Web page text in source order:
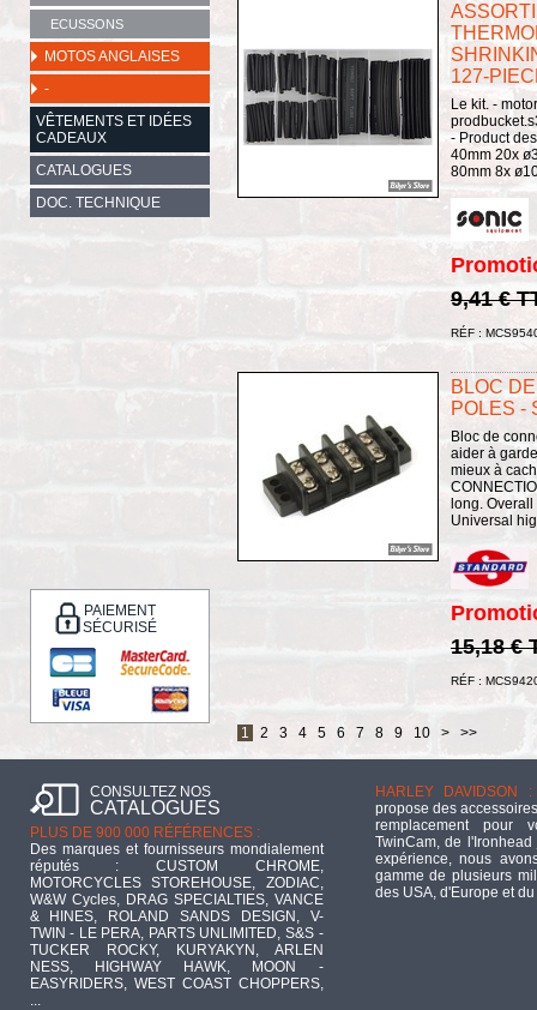
ECUSSONS
MOTOS ANGLAISES
-
VÊTEMENTS ET IDÉES
CADEAUX
CATALOGUES
DOC. TECHNIQUE
PAIEMENT
SÉCURISÉ
127-
Le kit. -
- Product
40mm 20x
80mm 8x
9,41 €
RÉF :
BLOC
POLES -
Bloc de
aider à
mieux à
long. Overall
Universal
15,18 €
RÉF :
1 2 3 4 5 6 7 8 9 10 > >>
CONSULTEZ NOS
CATALOGUES
PLUS DE 900 000 RÉFÉRENCES :
Des marques et fournisseurs mondialement
réputés : CUSTOM CHROME,
MOTORCYCLES STOREHOUSE, ZODIAC,
W&W Cycles, DRAG SPECIALTIES, VANCE
& HINES, ROLAND SANDS DESIGN, V-
TWIN - LE PERA, PARTS UNLIMITED, S&S -
TUCKER ROCKY, KURYAKYN, ARLEN
NESS, HIGHWAY HAWK, MOON -
EASYRIDERS, WEST COAST CHOPPERS,
...
HARLEY DAVIDSON :
propose des
remplacement pour
TwinCam, de
expérience, nous
gamme de plusieurs
des USA, d'Europe et